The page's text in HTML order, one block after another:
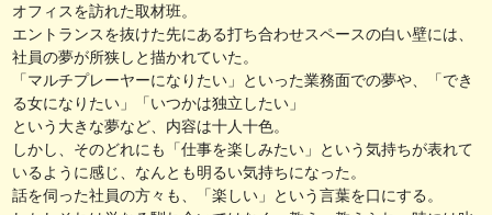
オフィスを訪れた取材班。
エントランスを抜けた先にある打ち合わせスペースの白い壁には、
社員の夢が所狭しと描かれていた。
「マルチプレーヤーになりたい」といった業務面での夢や、「でき
る女になりたい」「いつかは独立したい」
という大きな夢など、内容は十人十色。
しかし、そのどれにも「仕事を楽しみたい」という気持ちが表れて
いるように感じ、なんとも明るい気持ちになった。
話を伺った社員の方々も、「楽しい」という言葉を口にする。